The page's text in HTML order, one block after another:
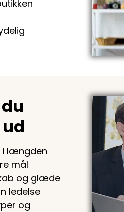
i længden
mål
og glæde
ledelse
og